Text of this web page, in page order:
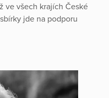
ve všech krajích České
jde na podporu